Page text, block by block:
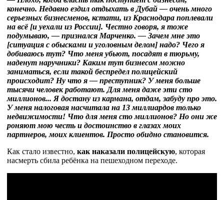
конечно. Недавно ездил отдыхать в Дубай — очень много
серьезных бизнесменов, кстати, из Краснодара поплевали
на всё [и уехали из России]. Честно говоря, я тоже
подумываю, — признался Марченко. — Зачем мне это
[ситуация с обысками и уголовным делом] надо? Чего я
добиваюсь тут? Что меня убьют, посадят в тюрьму,
наденут наручники? Каким тут бизнесом можно
заниматься, если такой беспредел полицейский
происходит? Ну что я — преступник? У меня больше
тысячи человек работают. Для меня даже эти сто
миллионов... Я достану из кармана, отдам, забуду про это.
У меня налоговая насчитала на 13 миллиардов только
недвижимости! Что для меня сто миллионов? Но они же
роняют мою честь и достоинство в глазах моих
партнеров, моих клиентов. Просто обидно становится.
Как стало известно, как наказали полицейскую, которая
насмерть сбила ребёнка на пешеходном переходе.